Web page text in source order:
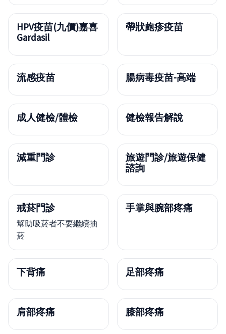
HPV疫苗(九價)嘉喜
Gardasil
帶狀皰疹疫苗
流感疫苗 腸病毒疫苗-高端
成人健檢/體檢 健檢報告解說
減重門診
旅遊門診/旅遊保健
諮詢
戒菸門診
幫助吸菸者不要繼續抽
菸
手掌與腕部疼痛
下背痛 足部疼痛
肩部疼痛 膝部疼痛